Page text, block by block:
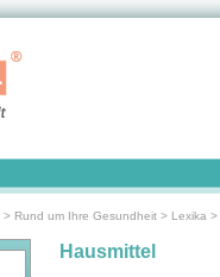
> Rund um Ihre Gesundheit > Lexika >
Hausmittel